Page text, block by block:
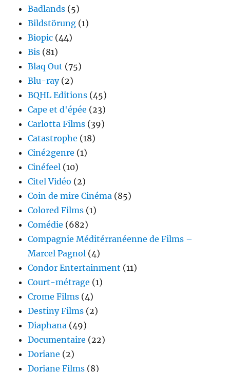
Badlands (5)
Bildstörung (1)
Biopic (44)
Bis (81)
Blaq Out (75)
Blu-ray(2)
BQHL Editions (45)
Cape et d'épée (23)
Carlotta Films (39)
Catastrophe (18)
Ciné2genre (1)
Cinéfeel (10)
Citel Vidéo (2)
Coin de mire Cinéma (85)
Colored Films (1)
Comédie (682)
Compagnie Méditérranéenne de Films –
Marcel Pagnol (4)
Condor Entertainment (11)
Court-métrage (1)
Crome Films (4)
Destiny Films (2)
Diaphana (49)
Documentaire (22)
Doriane (2)
Doriane Films (8)